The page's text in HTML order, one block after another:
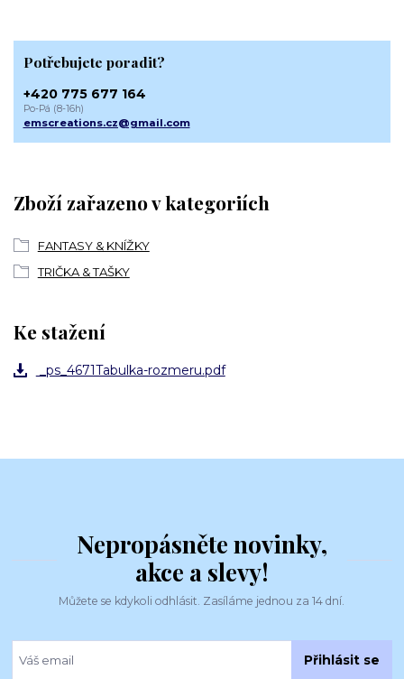
Zboží zařazeno v kategoriích
FANTASY & KNÍŽKY
TRIČKA & TAŠKY
Potřebujete poradit?
+420 775 677 164
Po-Pá (8-16h)
emscreations.cz@gmail.com
Ke stažení
_ps_4671Tabulka-rozmeru.pdf
Nepropásněte novinky,
akce a slevy!
Můžete se kdykoli odhlásit. Zasíláme jednou za 14 dní.
Přihlásit se